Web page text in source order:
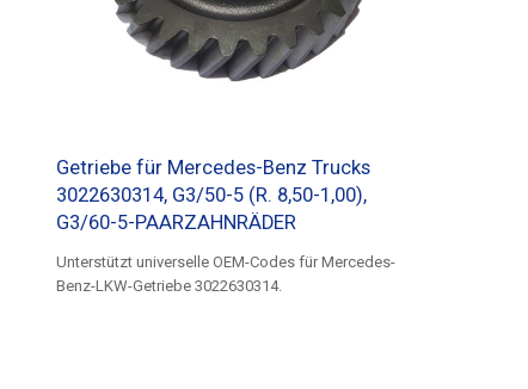
Getriebe für Mercedes-Benz Trucks
3022630314, G3/50-5 (R. 8,50-1,00),
G3/60-5-PAARZAHNRÄDER
Unterstützt universelle OEM-Codes für Mercedes-
Benz-LKW-Getriebe 3022630314.